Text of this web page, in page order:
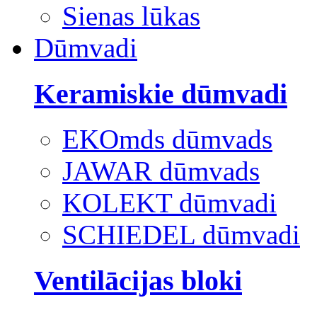
Sienas lūkas
Dūmvadi
Keramiskie dūmvadi
EKOmds dūmvads
JAWAR dūmvads
KOLEKT dūmvadi
SCHIEDEL dūmvadi
Ventilācijas bloki